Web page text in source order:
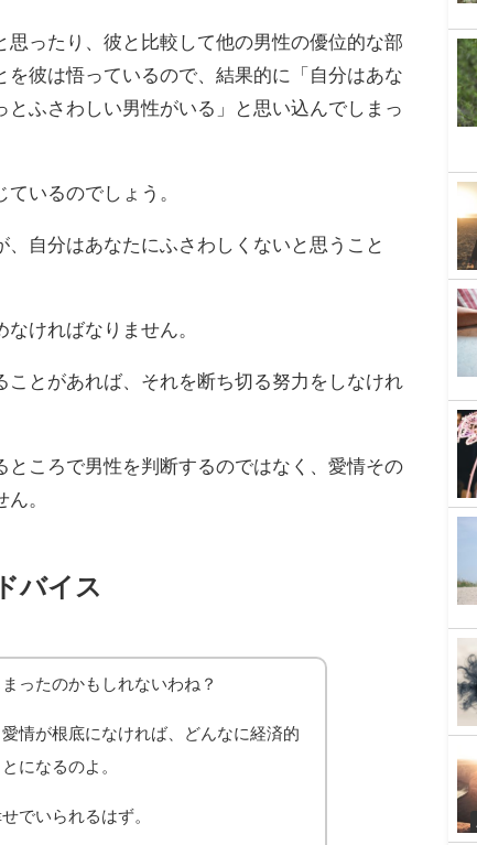
ったり、彼と比較して他の男性の優位的な部
彼は悟っているので、結果的に「自分はあな
ふさわしい男性がいる」と思い込んでしまっ
いるのでしょう。
自分はあなたにふさわしくないと思うこと
ければなりません。
とがあれば、それを断ち切る努力をしなけれ
ころで男性を判断するのではなく、愛情その
。
バイス
ったのかもしれないわね？
情が根底になければ、どんなに経済的
になるのよ。
でいられるはず。